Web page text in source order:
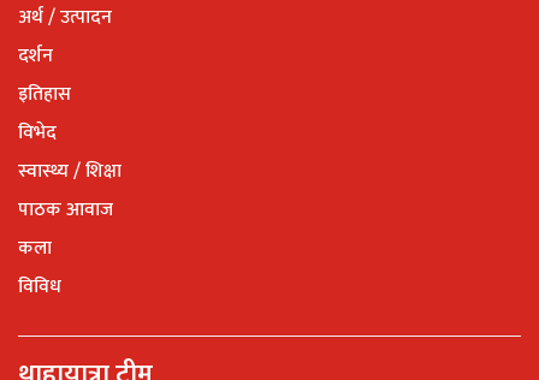
अर्थ / उत्पादन
दर्शन
इतिहास
विभेद
स्वास्थ्य / शिक्षा
पाठक आवाज
कला
विविध